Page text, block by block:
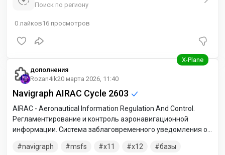
Поиск по региону
0 лайков16 просмотров
дополнения
Rozan4ik20 марта 2026, 11:40
Navigraph AIRAC Cycle 2603
AIRAC - Aeronautical Information Regulation And Control.
Регламентирование и контроль аэронавигационной
информации. Система заблаговременного уведомления об
таблице дат вступления их в силу. Представляет собой
navigraph msfs x11 x12
базы